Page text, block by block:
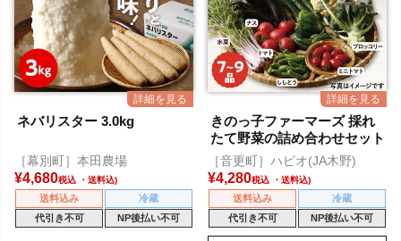
ネバリスター 3.0kg
［幕別町］本田農場
¥4,680税込
送料込み
冷蔵
代引き不可
NP後払い不可
きのっ子ファーマーズ 採れ
たて野菜の詰め合わせセット
［音更町］ハピオ(JA木野)
¥4,280税込
送料込み
冷蔵
代引き不可
NP後払い不可